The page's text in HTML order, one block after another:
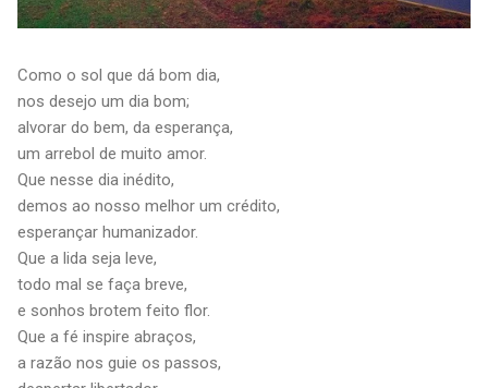
Como o sol que dá bom dia,
nos desejo um dia bom;
alvorar do bem, da esperança,
um arrebol de muito amor.
Que nesse dia inédito,
demos ao nosso melhor um crédito,
esperançar humanizador.
Que a lida seja leve,
todo mal se faça breve,
e sonhos brotem feito flor.
Que a fé inspire abraços,
a razão nos guie os passos,